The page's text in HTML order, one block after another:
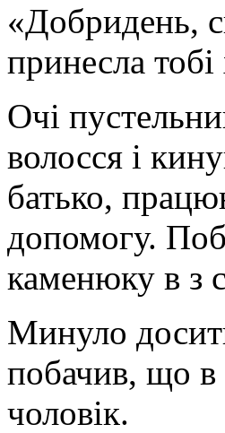
«Добридень,
принесла тобі
Очі
волосся і
батько,
допомогу.
каменюку в з
Минуло
побачив, що в
чоловік.